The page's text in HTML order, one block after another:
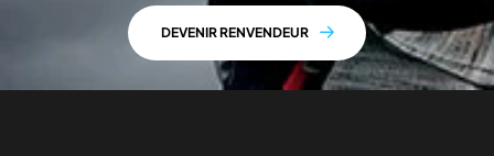
DEVENIR RENVENDEUR